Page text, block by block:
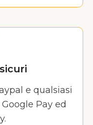
e qualsiasi
Pay ed